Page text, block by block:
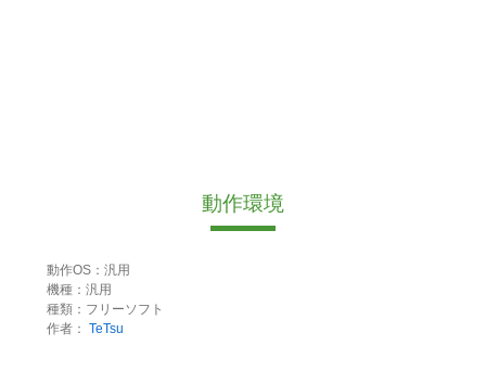
動作環境
動作OS：汎用
機種：汎用
種類：フリーソフト
作者： TeTsu